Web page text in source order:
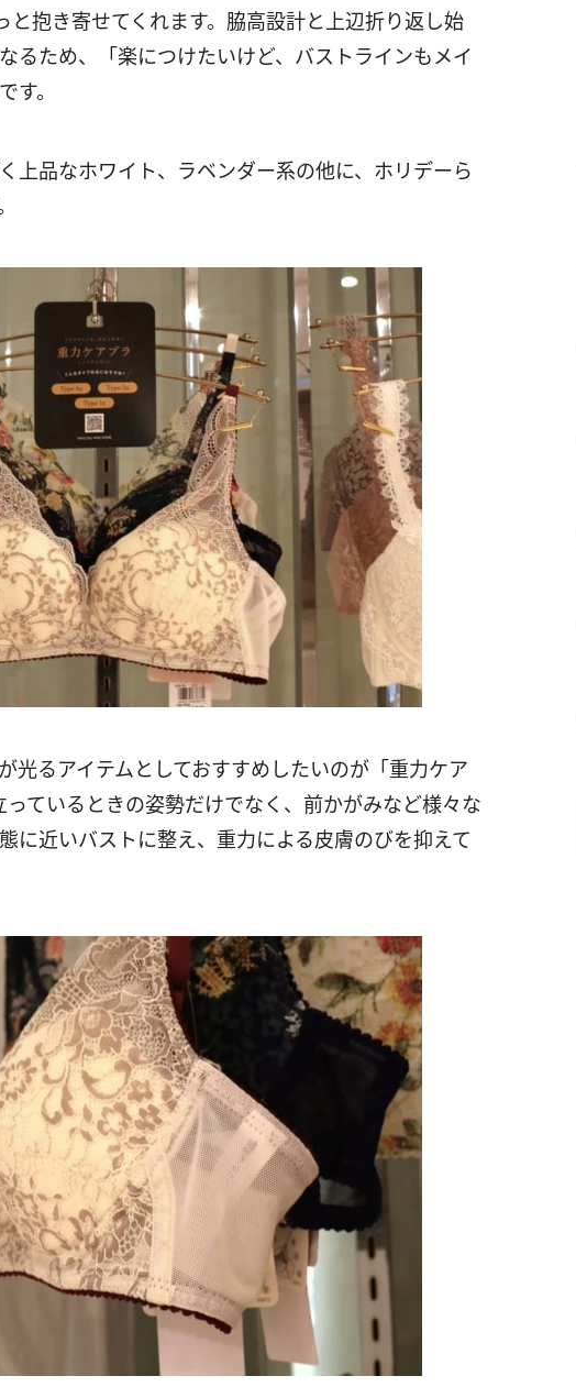
と抱き寄せてくれます。脇高設計と上辺折り返し始
るため、「楽につけたいけど、バストラインもメイ
す。
上品なホワイト、ラベンダー系の他に、ホリデーら
光るアイテムとしておすすめしたいのが「重力ケア
ているときの姿勢だけでなく、前かがみなど様々な
に近いバストに整え、重力による皮膚のびを抑えて